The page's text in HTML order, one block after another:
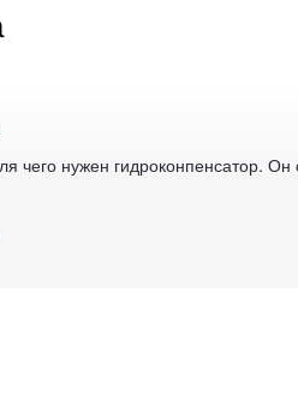
чего нужен гидроконпенсатор.